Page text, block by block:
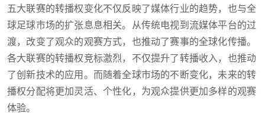
五大联赛的转播权变化不仅反映了媒体行业的趋势，也与全
球足球市场的扩张息息相关。从传统电视到流媒体平台的过
渡，改变了观众的观赛方式，也推动了赛事的全球化传播。
各大联赛的转播权竞标激烈，不仅提升了转播收入，也推动
了创新技术的应用。而随着全球市场的不断变化，未来的转
播权分配将更加灵活、个性化，为观众提供更加多样的观赛
体验。